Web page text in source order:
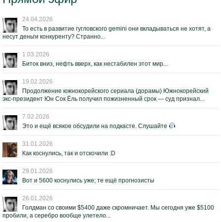
24.04.2026
То есть в развитие гугловского gemini они вкладываться не хотят, а
несут деньги конкуренту? Странно...
1.03.2026
Биток вниз, нефть вверх, как нестабилен этот мир...
19.02.2026
Продолжение южнокорейского сериала (дорамы) Южнокорейский
экс-президент Юн Сок Ёль получил пожизненный срок — суд признал...
7.02.2026
Это и ещё всякое обсудили на подкасте. Слушайте
31.01.2026
Как коснулись, так и отскочили :D
29.01.2026
Вот и 5600 коснулись уже; те ещё прогнозисты
26.01.2026
Голдман со своими $5400 даже скромничает. Мы сегодня уже $5100
пробили, а серебро вообще улетело...